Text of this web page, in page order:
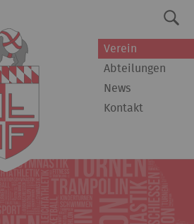
Verein
Abteilungen
News
Kontakt